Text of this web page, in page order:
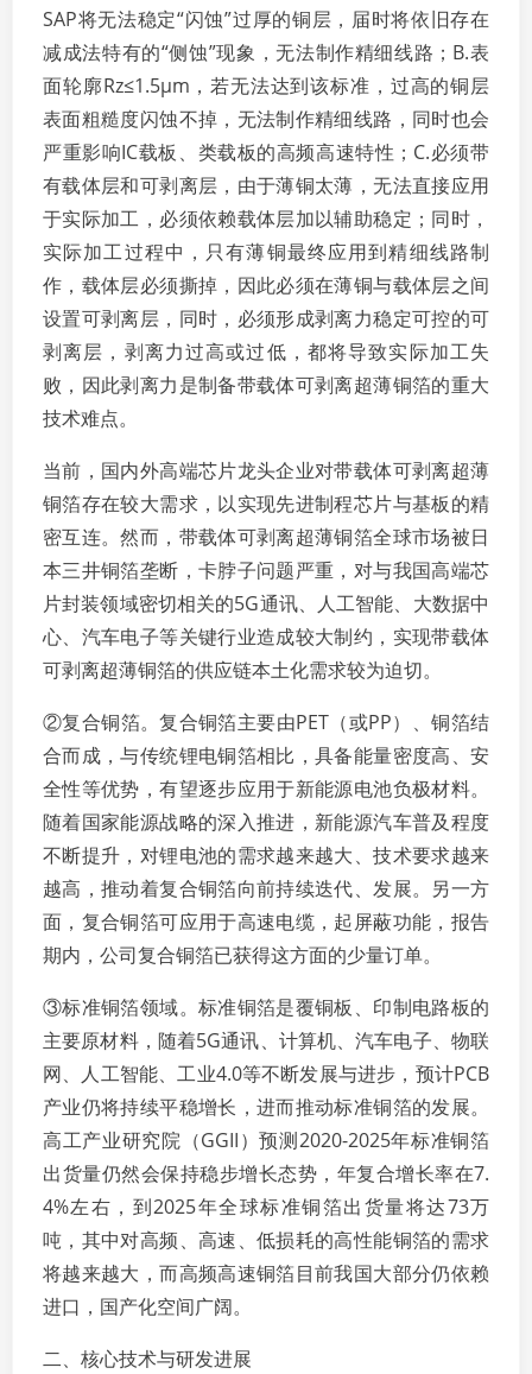
SAP将无法稳定“闪蚀”过厚的铜层，届时将依旧存在
减成法特有的“侧蚀”现象，无法制作精细线路；B.表
面轮廓Rz≤1.5μm，若无法达到该标准，过高的铜层
表面粗糙度闪蚀不掉，无法制作精细线路，同时也会
严重影响IC载板、类载板的高频高速特性；C.必须带
有载体层和可剥离层，由于薄铜太薄，无法直接应用
于实际加工，必须依赖载体层加以辅助稳定；同时，
实际加工过程中，只有薄铜最终应用到精细线路制
作，载体层必须撕掉，因此必须在薄铜与载体层之间
设置可剥离层，同时，必须形成剥离力稳定可控的可
剥离层，剥离力过高或过低，都将导致实际加工失
败，因此剥离力是制备带载体可剥离超薄铜箔的重大
技术难点。
当前，国内外高端芯片龙头企业对带载体可剥离超薄
铜箔存在较大需求，以实现先进制程芯片与基板的精
密互连。然而，带载体可剥离超薄铜箔全球市场被日
本三井铜箔垄断，卡脖子问题严重，对与我国高端芯
片封装领域密切相关的5G通讯、人工智能、大数据中
心、汽车电子等关键行业造成较大制约，实现带载体
可剥离超薄铜箔的供应链本土化需求较为迫切。
②复合铜箔。复合铜箔主要由PET（或PP）、铜箔结
合而成，与传统锂电铜箔相比，具备能量密度高、安
全性等优势，有望逐步应用于新能源电池负极材料。
随着国家能源战略的深入推进，新能源汽车普及程度
不断提升，对锂电池的需求越来越大、技术要求越来
越高，推动着复合铜箔向前持续迭代、发展。另一方
面，复合铜箔可应用于高速电缆，起屏蔽功能，报告
期内，公司复合铜箔已获得这方面的少量订单。
③标准铜箔领域。标准铜箔是覆铜板、印制电路板的
主要原材料，随着5G通讯、计算机、汽车电子、物联
网、人工智能、工业4.0等不断发展与进步，预计PCB
产业仍将持续平稳增长，进而推动标准铜箔的发展。
高工产业研究院（GGII）预测2020-2025年标准铜箔
出货量仍然会保持稳步增长态势，年复合增长率在7.
4%左右，到2025年全球标准铜箔出货量将达73万
吨，其中对高频、高速、低损耗的高性能铜箔的需求
将越来越大，而高频高速铜箔目前我国大部分仍依赖
进口，国产化空间广阔。
二、核心技术与研发进展